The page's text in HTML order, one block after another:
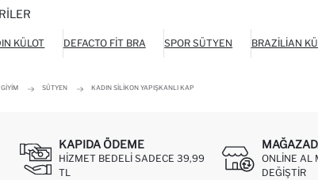
KÜLOT DEFACTO FIT BRA SPOR SÜTYEN BRAZILIAN
GIYIM SÜTYEN KADIN SILIKON YAPIŞKANLI KAP
KAPIDA ÖDEME
HIZMET BEDELI SADECE 39,99
TL
ONLINE AL
DEĞIŞTIR